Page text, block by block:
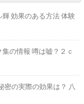
効果のある方法 体験
の情報 噂は嘘？２ｃ
の実際の効果は？ 八